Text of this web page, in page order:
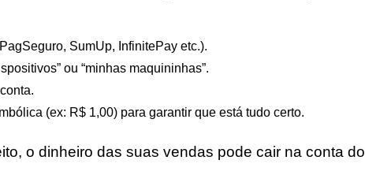
SumUp, InfinitePay etc.).
ou “minhas maquininhas”.
(ex: R$ 1,00) para garantir que está tudo certo.
o dinheiro das suas vendas pode cair na conta do